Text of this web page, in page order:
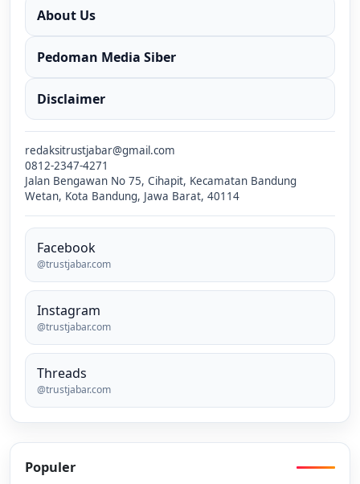
About Us
Pedoman Media Siber
Disclaimer
redaksitrustjabar@gmail.com
0812-2347-4271
Jalan Bengawan No 75, Cihapit, Kecamatan Bandung
Wetan, Kota Bandung, Jawa Barat, 40114
Facebook
@trustjabar.com
Instagram
@trustjabar.com
Threads
@trustjabar.com
Populer